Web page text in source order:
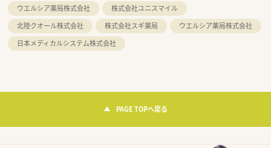
ウエルシア薬局株式会社
株式会社ユニスマイル
北陸クオール株式会社
株式会社スギ薬局
ウエルシア薬局株式会社
日本メディカルシステム株式会社
PAGE TOPへ戻る